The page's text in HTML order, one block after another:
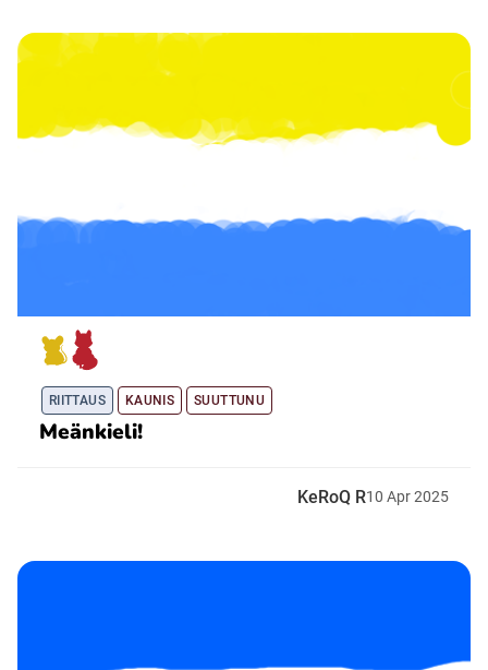
RIITTAUS KAUNIS SUUTTUNU
Meänkieli!
KeRoQ R10 Apr2025